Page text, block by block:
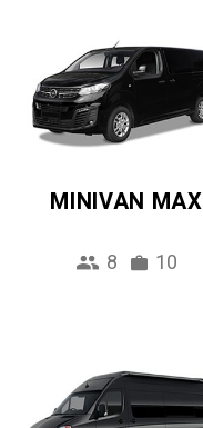
MINIVAN MAX
8 10